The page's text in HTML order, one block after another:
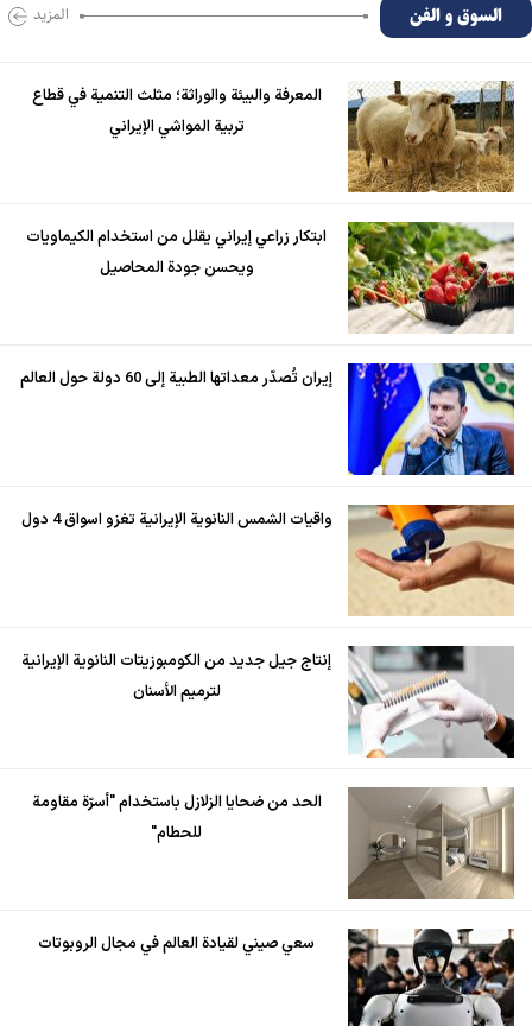
السوق و الفن المزید
المعرفة والبيئة والوراثة؛ مثلث التنمية في قطاع
تربية المواشي الإيراني
ابتكار زراعي إيراني يقلل من استخدام الكيماويات
ويحسن جودة المحاصيل
إيران تُصدّر معداتها الطبية إلى 60 دولة حول العالم
واقيات الشمس النانوية الإيرانية تغزو اسواق 4 دول
إنتاج جيل جديد من الكومبوزيتات النانوية الإيرانية
لترميم الأسنان
الحد من ضحايا الزلازل باستخدام "أسرّة مقاومة
للحطام"
سعي صيني لقيادة العالم في مجال الروبوتات